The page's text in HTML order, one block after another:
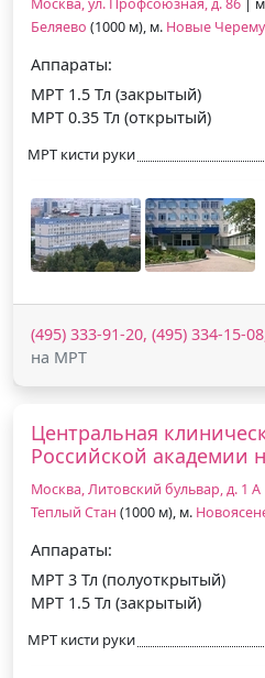
Беляево (1000 м), м. Новые
Аппараты:
МРТ 1.5 Тл (закрытый)
МРТ 0.35 Тл (открытый)
МРТ кисти руки
(495) 333-91-20, (495) 334-15-
на МРТ
Центральная
Российской академии
Москва, Литовский бульвар, д. 1 А
Теплый Стан (1000 м), м.
Аппараты:
МРТ 3 Тл (полуоткрытый)
МРТ 1.5 Тл (закрытый)
МРТ кисти руки